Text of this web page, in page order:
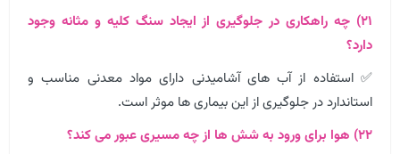
۲۱) چه راهکاری در جلوگیری از ایجاد سنگ کلیه و مثانه وجود
دارد؟
✅ استفاده از آب های آشامیدنی دارای مواد معدنی مناسب و
استاندارد در جلوگیری از این بیماری ها موثر است.
۲۲) هوا برای ورود به شش ها از چه مسیری عبور می کند؟